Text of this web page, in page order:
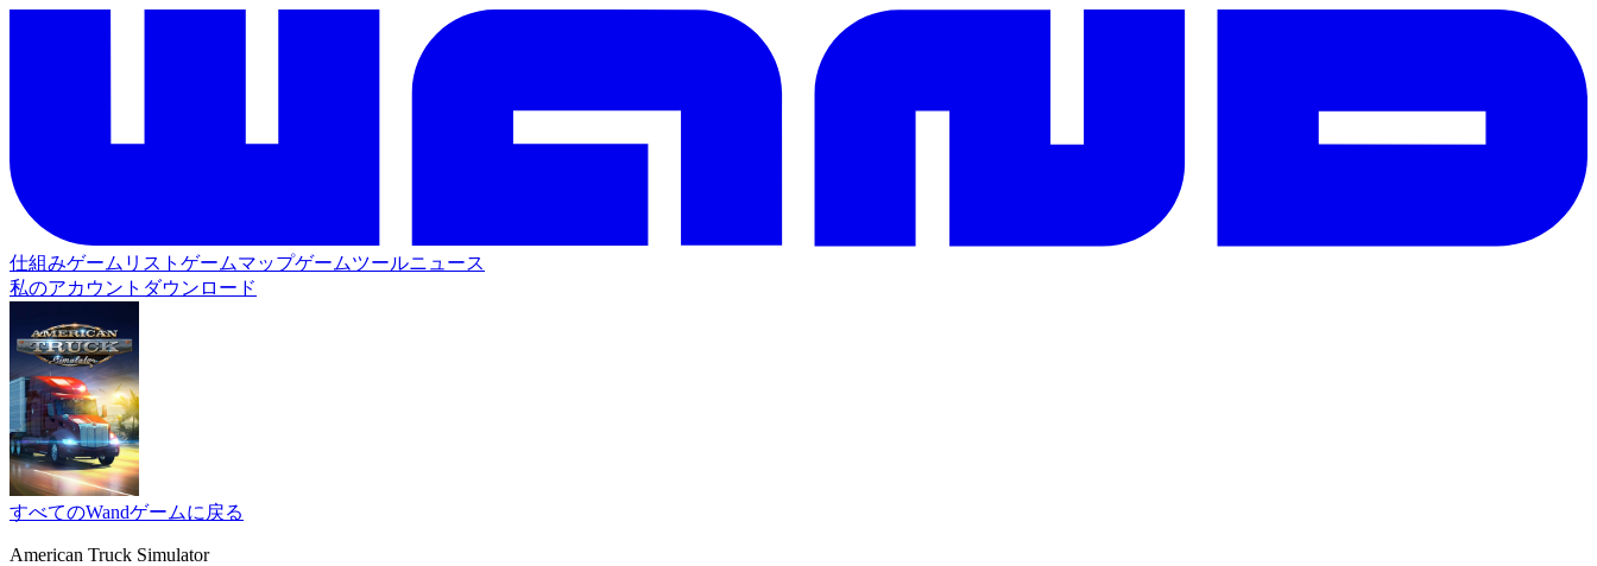
仕組みゲームリスト ゲームマップゲームツールニュース
私のアカウント ダウンロード
すべてのWandゲームに戻る
American Truck Simulator